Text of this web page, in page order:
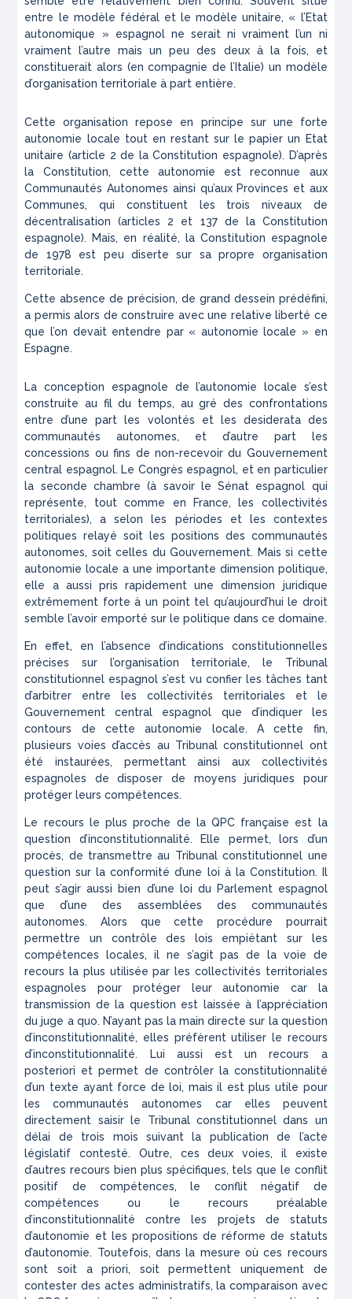
entre le modèle fédéral et le modèle unitaire, « l’Etat
autonomique » espagnol ne serait ni vraiment l’un ni
vraiment l’autre mais un peu des deux à la fois, et
constituerait alors (en compagnie de l’Italie) un modèle
d’organisation territoriale à part entière.
Cette organisation repose en principe sur une forte
autonomie locale tout en restant sur le papier un Etat
unitaire (article 2 de la Constitution espagnole). D’après
la Constitution, cette autonomie est reconnue aux
Communautés Autonomes ainsi qu’aux Provinces et aux
Communes, qui constituent les trois niveaux de
décentralisation (articles 2 et 137 de la Constitution
espagnole). Mais, en réalité, la Constitution espagnole
de 1978 est peu diserte sur sa propre organisation
territoriale.
Cette absence de précision, de grand dessein prédéfini,
a permis alors de construire avec une relative liberté ce
que l’on devait entendre par « autonomie locale » en
Espagne.
La conception espagnole de l’autonomie locale s’est
construite au fil du temps, au gré des confrontations
entre d’une part les volontés et les desiderata des
communautés autonomes, et d’autre part les
concessions ou fins de non-recevoir du Gouvernement
central espagnol. Le Congrès espagnol, et en particulier
la seconde chambre (à savoir le Sénat espagnol qui
représente, tout comme en France, les collectivités
territoriales), a selon les périodes et les contextes
politiques relayé soit les positions des communautés
autonomes, soit celles du Gouvernement. Mais si cette
autonomie locale a une importante dimension politique,
elle a aussi pris rapidement une dimension juridique
extrêmement forte à un point tel qu’aujourd’hui le droit
semble l’avoir emporté sur le politique dans ce domaine.
En effet, en l’absence d’indications constitutionnelles
précises sur l’organisation territoriale, le Tribunal
constitutionnel espagnol s’est vu confier les tâches tant
d’arbitrer entre les collectivités territoriales et le
Gouvernement central espagnol que d’indiquer les
contours de cette autonomie locale. A cette fin,
plusieurs voies d’accès au Tribunal constitutionnel ont
été instaurées, permettant ainsi aux collectivités
espagnoles de disposer de moyens juridiques pour
protéger leurs compétences.
Le recours le plus proche de la QPC française est la
question d’inconstitutionnalité. Elle permet, lors d’un
procès, de transmettre au Tribunal constitutionnel une
question sur la conformité d’une loi à la Constitution. Il
peut s’agir aussi bien d’une loi du Parlement espagnol
que d’une des assemblées des communautés
autonomes. Alors que cette procédure pourrait
permettre un contrôle des lois empiétant sur les
compétences locales, il ne s’agit pas de la voie de
recours la plus utilisée par les collectivités territoriales
espagnoles pour protéger leur autonomie car la
transmission de la question est laissée à l’appréciation
du juge a quo. N’ayant pas la main directe sur la question
d’inconstitutionnalité, elles préfèrent utiliser le recours
d’inconstitutionnalité. Lui aussi est un recours a
posteriori et permet de contrôler la constitutionnalité
d’un texte ayant force de loi, mais il est plus utile pour
les communautés autonomes car elles peuvent
directement saisir le Tribunal constitutionnel dans un
délai de trois mois suivant la publication de l’acte
législatif contesté. Outre, ces deux voies, il existe
d’autres recours bien plus spécifiques, tels que le conflit
positif de compétences, le conflit négatif de
compétences ou le recours préalable
d’inconstitutionnalité contre les projets de statuts
d’autonomie et les propositions de réforme de statuts
d’autonomie. Toutefois, dans la mesure où ces recours
sont soit a priori, soit permettent uniquement de
contester des actes administratifs, la comparaison avec